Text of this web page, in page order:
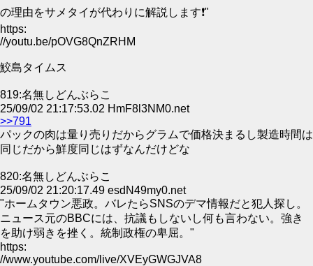
の理由をサメタイが代わりに解説します❗"
https:
//youtu.be/pOVG8QnZRHM
鮫島タイムス
819:名無しどんぶらこ
25/09/02 21:17:53.02 HmF8l3NM0.net
>>791
パックの肉は量り売りだからグラムで価格決まるし製造時間は
同じだから鮮度同じはずなんだけどな
820:名無しどんぶらこ
25/09/02 21:20:17.49 esdN49my0.net
"ホームタウン悪政。バレたらSNSのデマ情報だと犯人探し。
ニュース元のBBCには、抗議もしないし何も言わない。強き
を助け弱きを挫く。統制政権の卑屈。"
https:
//www.youtube.com/live/XVEyGWGJVA8